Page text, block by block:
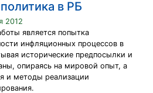
в РБ
2012
является попытка
инфляционных процессов в
исторические предпосылки и
опираясь на мировой опыт, а
и методы реализации